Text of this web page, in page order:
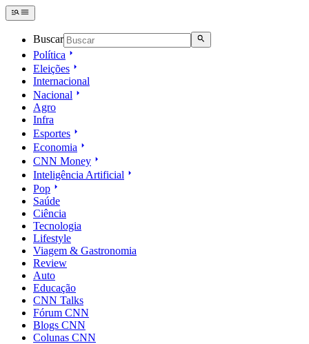
Buscar
Política
Eleições
Internacional
Nacional
Agro
Infra
Esportes
Economia
CNN Money
Inteligência Artificial
Pop
Saúde
Ciência
Tecnologia
Lifestyle
Viagem & Gastronomia
Review
Auto
Educação
CNN Talks
Fórum CNN
Blogs CNN
Colunas CNN